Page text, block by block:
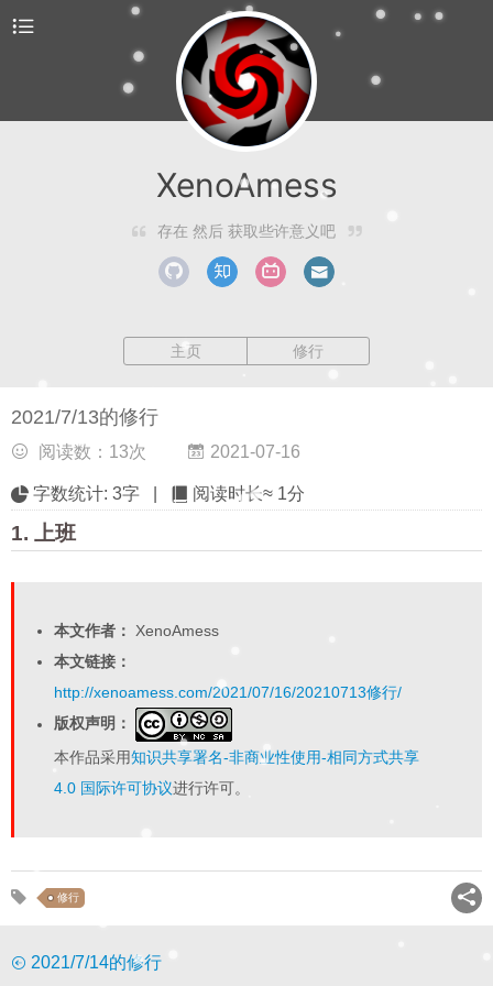
XenoAmess
存在 然后 获取些许意义吧
主页 修行
2021/7/13的修行
阅读数： 13次 2021-07-16
字数统计: 3字 阅读时长≈ 1分
1. 上班
本文作者： XenoAmess
本文链接：
http://xenoamess.com/2021/07/16/20210713修行/
版权声明：
本作品采用知识共享署名-非商业性使用-相同方式共享
4.0 国际许可协议进行许可。
修行
2021/7/14的修行